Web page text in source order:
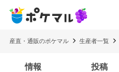
産直・通販のポケマル 生産者一覧
情報 投稿